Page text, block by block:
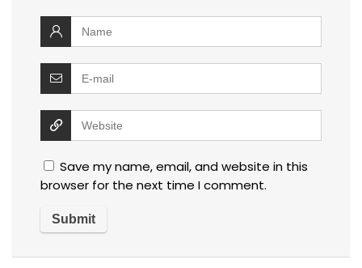
Save my name, email, and website in this
browser for the next time I comment.